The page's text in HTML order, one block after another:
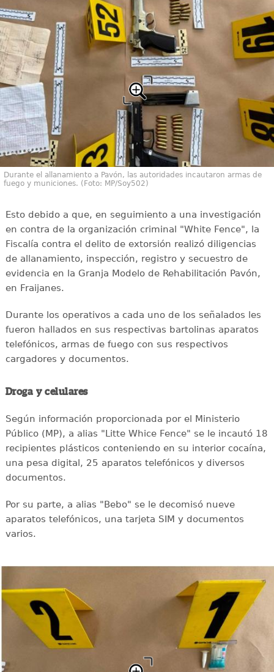
Durante el allanamiento a Pavón, las autoridades incautaron armas de
fuego y municiones. (Foto: MP/Soy502)
Esto debido a que, en seguimiento a una investigación
en contra de la organización criminal "White Fence", la
Fiscalía contra el delito de extorsión realizó diligencias
de allanamiento, inspección, registro y secuestro de
evidencia en la Granja Modelo de Rehabilitación Pavón,
en Fraijanes.
Durante los operativos a cada uno de los señalados les
fueron hallados en sus respectivas bartolinas aparatos
telefónicos, armas de fuego con sus respectivos
cargadores y documentos.
Droga y celulares
Según información proporcionada por el Ministerio
Público (MP), a alias "Litte Whice Fence" se le incautó 18
recipientes plásticos conteniendo en su interior cocaína,
una pesa digital, 25 aparatos telefónicos y diversos
documentos.
Por su parte, a alias "Bebo" se le decomisó nueve
aparatos telefónicos, una tarjeta SIM y documentos
varios.